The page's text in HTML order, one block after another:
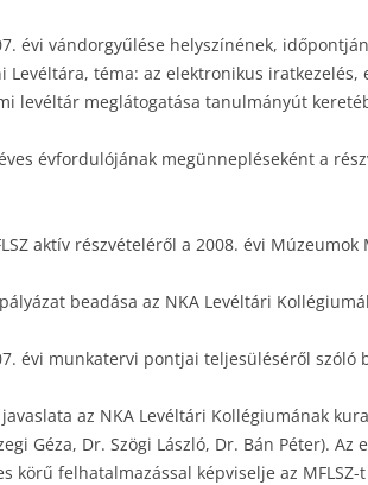
évi vándorgyűlése helyszínének,
Levéltára, téma: az elektronikus
levéltár meglátogatása tanulmányút
éves évfordulójának megünnepléseként a
aktív részvételéről a 2008. évi
beadása az NKA Levéltári
évi munkatervi pontjai teljesüléséről szóló
az NKA Levéltári Kollégiumának
Géza, Dr. Szögi László, Dr. Bán Péter).
körű felhatalmazással képviselje az